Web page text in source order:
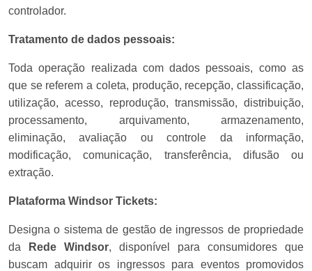
controlador.
Tratamento de dados pessoais:
Toda operação realizada com dados pessoais, como as
que se referem a coleta, produção, recepção, classificação,
utilização, acesso, reprodução, transmissão, distribuição,
processamento, arquivamento, armazenamento,
eliminação, avaliação ou controle da informação,
modificação, comunicação, transferência, difusão ou
extração.
Plataforma Windsor Tickets:
Designa o sistema de gestão de ingressos de propriedade
da
Rede Windsor, disponível para consumidores que
buscam adquirir os ingressos para eventos promovidos